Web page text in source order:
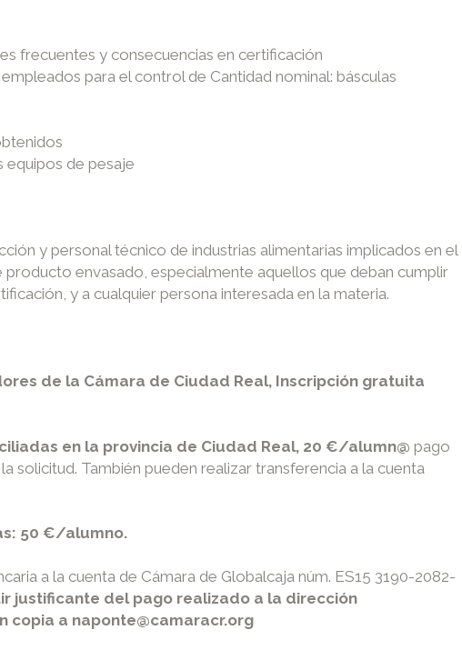
frecuentes y consecuencias en certificación
para el control de Cantidad nominal: básculas
equipos de pesaje
y personal técnico de industrias alimentarias implicados en el
envasado, especialmente aquellos que deban cumplir
y a cualquier persona interesada en la materia.
de la Cámara de Ciudad Real, Inscripción gratuita
en la provincia de Ciudad Real, 20 €/alumn@ pago
solicitud. También pueden realizar transferencia a la cuenta
50 €/alumno.
a la cuenta de Cámara de Globalcaja núm. ES15 3190-2082-
justificante del pago realizado a la dirección
copia a naponte@camaracr.org